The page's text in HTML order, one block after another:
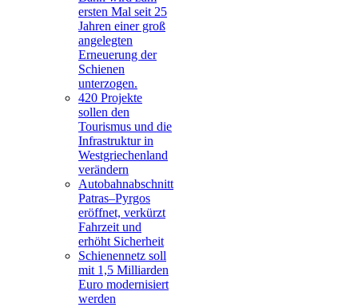
ersten Mal seit 25
Jahren einer groß
angelegten
Erneuerung der
Schienen
unterzogen.
420 Projekte
sollen den
Tourismus und die
Infrastruktur in
Westgriechenland
verändern
Autobahnabschnitt
Patras–Pyrgos
eröffnet, verkürzt
Fahrzeit und
erhöht Sicherheit
Schienennetz soll
mit 1,5 Milliarden
Euro modernisiert
werden